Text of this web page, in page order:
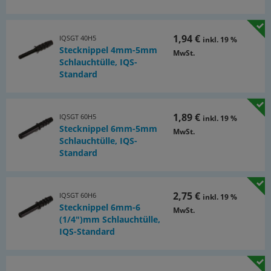
IQSGT 40H5
Stecknippel 4mm-5mm
Schlauchtülle, IQS-
Standard
1,94 € inkl. 19 %
MwSt.
IQSGT 60H5
Stecknippel 6mm-5mm
Schlauchtülle, IQS-
Standard
1,89 € inkl. 19 %
MwSt.
IQSGT 60H6
Stecknippel 6mm-6
(1/4")mm Schlauchtülle,
IQS-Standard
2,75 € inkl. 19 %
MwSt.